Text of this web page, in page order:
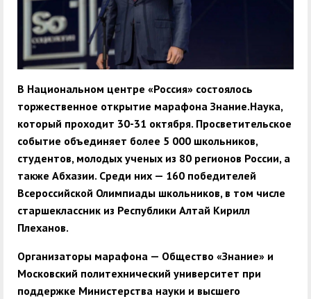
В Национальном центре «Россия» состоялось
торжественное открытие марафона Знание.Наука,
который проходит 30-31 октября. Просветительское
событие объединяет более 5 000 школьников,
студентов, молодых ученых из 80 регионов России, а
также Абхазии. Среди них — 160 победителей
Всероссийской Олимпиады школьников, в том числе
старшеклассник из Республики Алтай Кирилл
Плеханов.
Организаторы марафона — Общество «Знание» и
Московский политехнический университет при
поддержке Министерства науки и высшего